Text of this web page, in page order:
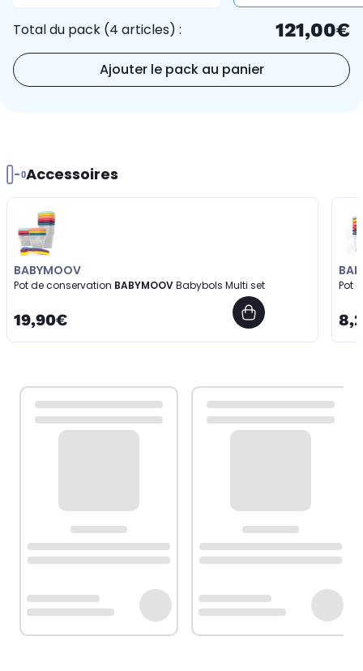
Total du pack (4 articles) : 121,00€
Ajouter le pack au panier
Accessoires
BABYMOOV
Pot de conservation BABYMOOVBabybols Multi set
19,90€
Pot